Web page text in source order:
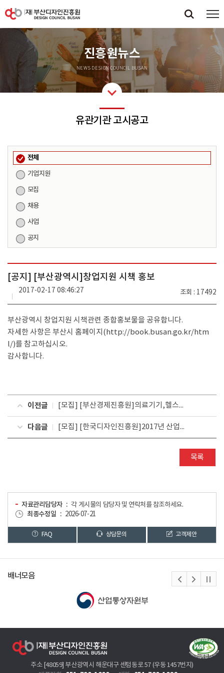
진흥원뉴스
NEWS DESIGN COUNCIL BUSAN
유관기관 고시공고
전체
기업지원
모집
채용
사업
공지
[공지] [부산광역시]창업지원 시책 홍보
조회 17492
2017-02-17 08:46:27
부산광역시 창업지원 시책관련 종합홍보물을 공유합니다.
자세한 사항은 부산시 홈페이지( http://book.busan.go.kr/htm
l/)를 참고하십시오.
감사합니다.
이전글 [모집] [부산경제진흥원]의료기기,헬스케어분야 창업 및 전문인력 양성 교육 참가자 모집 공고
다음글 [모집] [한국디자인진흥원]2017년 산업계 주도 NCS기업활용컨설팅사업 수요기업 모집공고
목록
자료관리담당자
각 게시물의 담당자 및 연락처를 참조하세요.
최종수정일
2026-07-21
FAQ 상담문의 고객제안
배너모음
주소 [48059] 부산광역시 해운대구 센텀동로 57 (우동 1457번지)